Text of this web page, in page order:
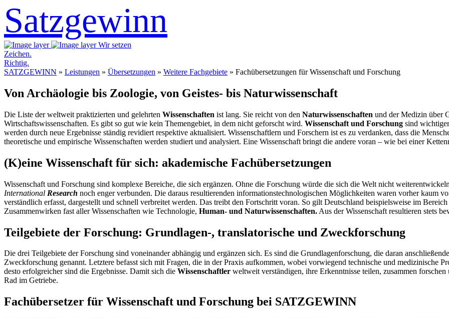
Satzgewinn
Wir setzen
Zeichen.
Richtig.
SATZGEWINN » Leistungen » Übersetzungen » Weitere Fachgebiete » Fachübersetzungen für Wissenschaft und Forschung
Von Archäologie bis Zoologie, von Geistes- bis Naturwissenschaft
Die Liste der weltweit praktizierten und gelehrten Wissenschaften ist lang. Sie reicht von den Naturwissenschaften und der Medizin über
Wirtschaftswissenschaften. Es gibt so gut wie kein Themengebiet, in dem nicht geforscht wird. Wissenschaft und Forschung sind
werden durch neue Ergebnisse ständig revidiert respektive aktualisiert. Wissenschaftlern und Forschern ist es zu verdanken, dass die
theoretische und empirische Wissenschaften werden studiert und analysiert. Eine Wissenschaft bringt die andere voran – wie bei einer
(K)eine Wissenschaft für sich: akademische Fachübersetzungen
Wissenschaft und Forschung sind komplexe Bereiche, die sich ergänzen. Ohne die Forschung würde die sich die Welt nicht
International Research noch enger verbunden. Die daraus resultierenden informationstechnologischen Möglichkeiten waren vorher kaum
verständlich erfasst, dargestellt und schnell verbreitet werden. Das treibt den Fortschritt voran. So gilt Deutschland beispielsweise im
Zusammenwirken fast aller Wissenschaften wie Technologie, Human- und Naturwissenschaften. Aus der Wissenschaft resultieren stets
Teilgebiete der Forschung: Grundlagen-, translatorische und Zweckforschung
Die drei Teilgebiete der Forschung sind voneinander abhängig und ergänzen sich. Es sind die Grundlagenforschung, die daran
Zweckforschung genannt. Letztere befasst sich mit Fragen, die in der Praxis aufkommen, wobei vorwiegend technische und medizinische
desto erfolgreicher sind die Ergebnisse. Damit sich die Wissenschaftler weltweit verständigen, ihre Erkenntnisse teilen, zusammen
Rad im Getriebe.
Fachübersetzer für Wissenschaft und Forschung bei SATZGEWINN